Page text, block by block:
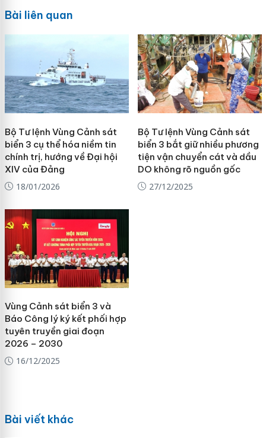
Bài liên quan
Bộ Tư lệnh Vùng Cảnh sát
biển 3 cụ thể hóa niềm tin
chính trị, hướng về Đại hội
XIV của Đảng
18/01/2026
Bộ Tư lệnh Vùng Cảnh sát
biển 3 bắt giữ nhiều phương
tiện vận chuyển cát và dầu
DO không rõ nguồn gốc
27/12/2025
Vùng Cảnh sát biển 3 và
Báo Công lý ký kết phối hợp
tuyên truyền giai đoạn
2026 – 2030
16/12/2025
Bài viết khác